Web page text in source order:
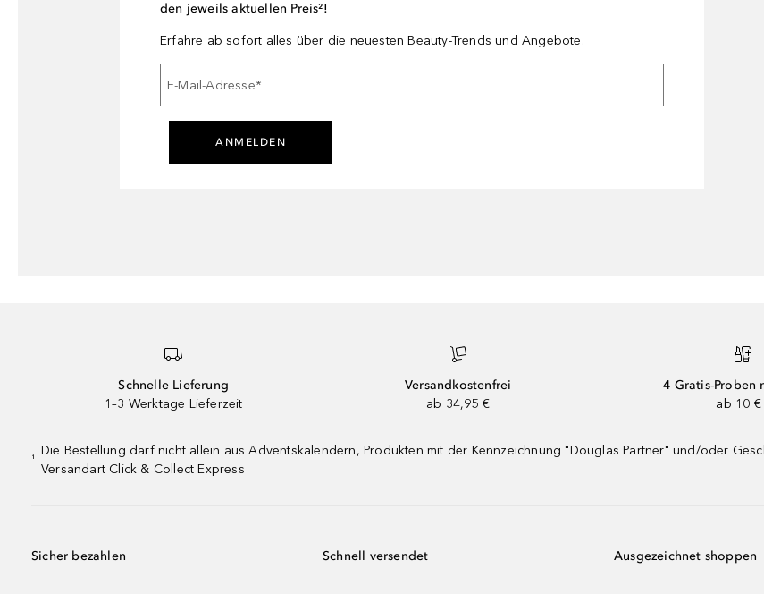
den jeweils aktuellen Preis²!
Erfahre ab sofort alles über die neuesten Beauty-Trends und Angebote.
E-Mail-Adresse*
ANMELDEN
Schnelle Lieferung
1–3 Werktage Lieferzeit
Versandkostenfrei
ab 34,95 €
4 Gratis-Proben
ab 10 €
¹
Die Bestellung darf nicht allein aus Adventskalendern, Produkten mit der Kennzeichnung "Douglas Partner" und/oder
Versandart Click & Collect Express
Sicher bezahlen Schnell versendet Ausgezeichnet shoppen